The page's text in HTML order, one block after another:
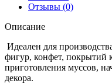
Отзывы (0)
Описание
Идеален для
фигур, конфет, покрытий
приготовления муссов,
декора.